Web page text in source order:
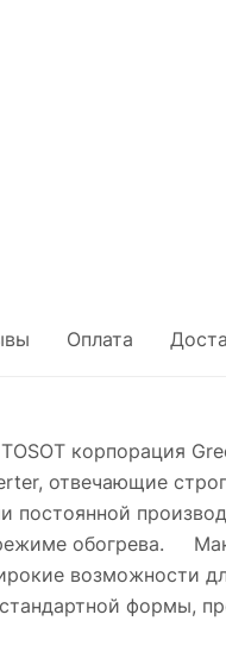
Оплата
корпорация
отвечающие
обогрева.
возможности
формы,